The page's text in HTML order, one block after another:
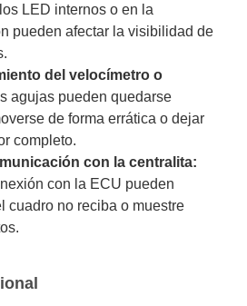
LED internos o en la
pueden afectar la visibilidad de
del velocímetro o
agujas pueden quedarse
de forma errática o dejar
completo.
con la centralita:
con la ECU pueden
cuadro no reciba o muestre